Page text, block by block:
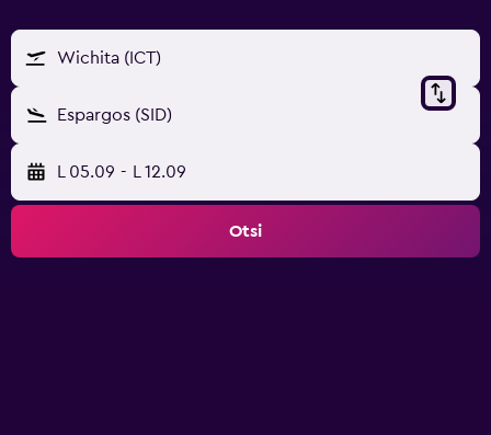
Wichita (ICT)
Espargos (SID)
L 05.09 - L 12.09
Otsi